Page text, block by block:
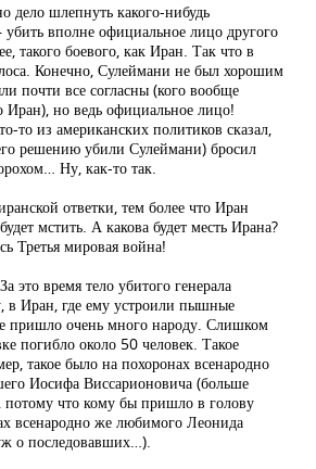
дело шлепнуть какого-нибудь
убить вполне официальное лицо другого
такого боевого, как Иран. Так что в
Конечно, Сулеймани не был хорошим
почти все согласны (кого вообще
Иран), но ведь официальное лицо!
то из американских политиков сказал,
решению убили Сулеймани) бросил
Ну, как-то так.
ответки, тем более что Иран
мстить. А какова будет месть Ирана?
Третья мировая война!
это время тело убитого генерала
в Иран, где ему устроили пышные
пришло очень много народу. Слишком
погибло около 50 человек. Такое
такое было на похоронах всенародно
Иосифа Виссарионовича (больше
потому что кому бы пришло в голову
всенародно же любимого Леонида
о последовавших…).